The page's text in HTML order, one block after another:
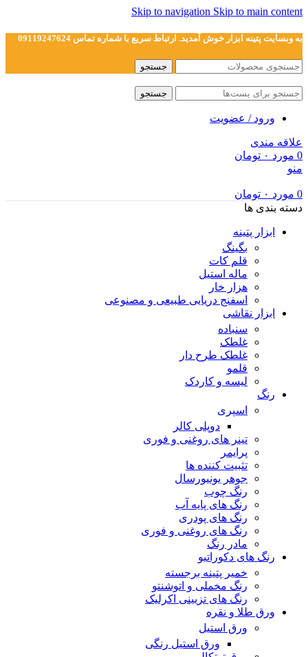
Skip to navigation Skip to main content
به وبسایت پتینه ابزار خوش آمدید. ارتباط سریع با شماره تماس 09119247624
جستجو
جستجو
ورود / عضویت
علاقه مندی
0 مورد ۰ تومان
منو
0 مورد ۰ تومان
دسته بندی ها
ابزار پتینه
بگینگ
قلم کات
ماله استیل
هزار خار
اسفنج دریایی طبیعی و مصنوعی
ابزار نقاشی
سنباده
غلطک
غلطک طرح دار
قلمو
لیسه و کاردک
رنگ
اسپری
دوپلی کالر
تینر های روغنی و فوری
پرایمر
تثبیت کننده ها
جوهر یونیورسال
رنگ چوب
رنگ‌ های پایه آب
رنگ های پودری
رنگ‌ های روغنی و فوری
مادر رنگ
رنگ های دکوراتیو
خمیر پتینه برجسته
رنگ مخملی و اتوشنتو
رنگ های تزیینی اکرلیک
ورق طلا و نقره
ورق استیل
ورق استیل رنگی